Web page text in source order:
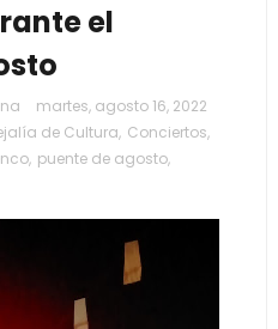
el
martes, agosto 16, 2022
de Cultura, Conciertos,
, puente de agosto,